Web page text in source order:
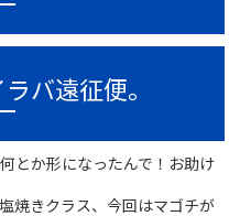
バ遠征便。
とか形になったんで！お助け
焼きクラス、今回はマゴチが